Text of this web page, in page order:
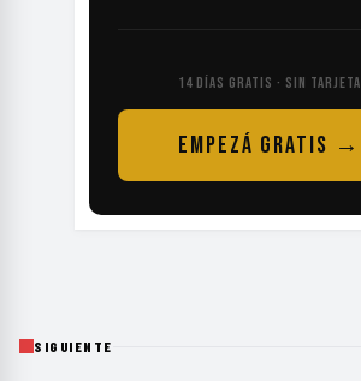
14 DÍAS GRATIS · SIN TARJETA
EMPEZÁ GRATIS →
SIGUIENTE